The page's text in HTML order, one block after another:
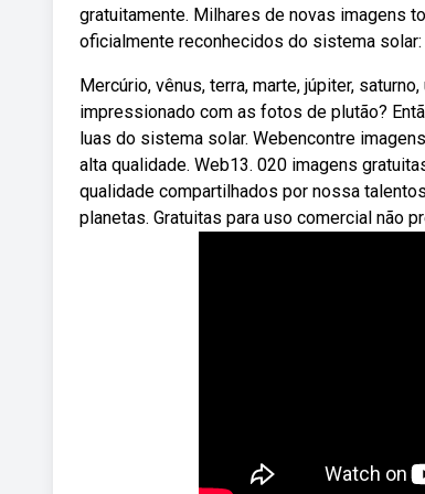
gratuitamente. Milhares de novas imagens
oficialmente reconhecidos do sistema solar:
Mercúrio, vênus, terra, marte, júpiter,
impressionado com as fotos de plutão?
luas do sistema solar. Webencontre
alta qualidade. Web13. 020 imagens
qualidade compartilhados por nossa
planetas. Gratuitas para uso comercial não